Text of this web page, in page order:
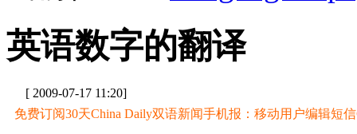
英语数字的翻译
[ 2009-07-17 11:20]
免费订阅30天China Daily双语新闻手机报：移动用户编辑短信